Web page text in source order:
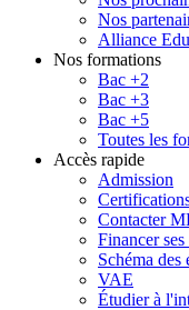
Nos
Alliance
Nos formations
Bac +2
Bac +3
Bac +5
Toutes les
Accès rapide
Admission
Contacter
Financer ses
Schéma des
VAE
Étudier à